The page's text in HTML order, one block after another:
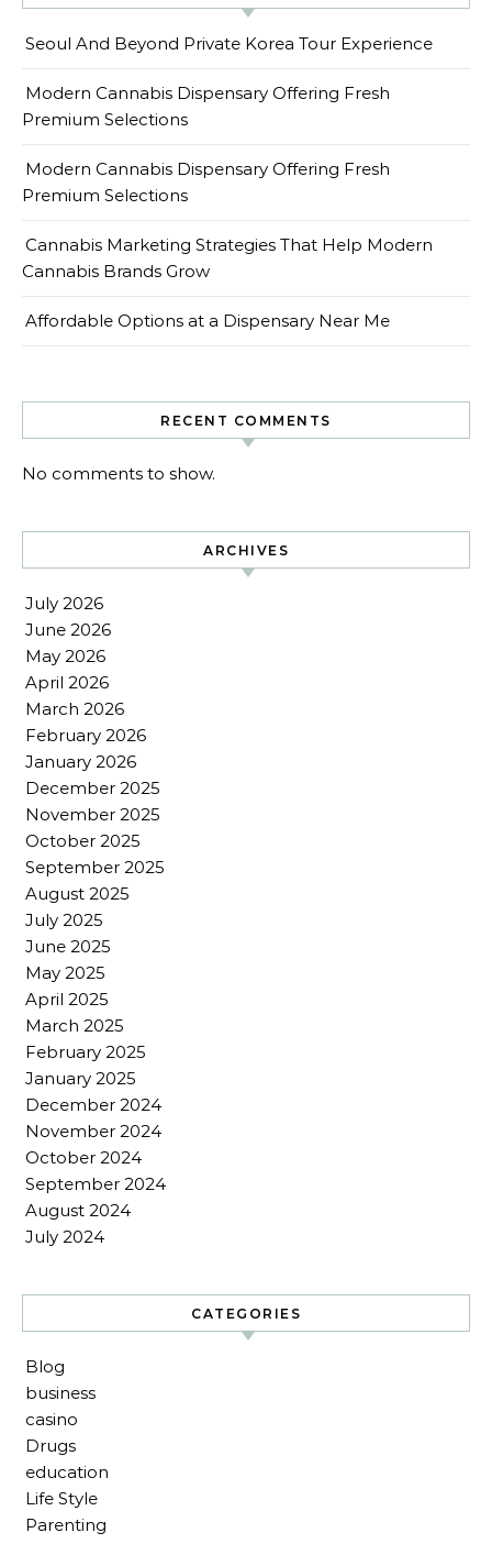
Seoul And Beyond Private Korea Tour Experience
Modern Cannabis Dispensary Offering Fresh
Premium Selections
Modern Cannabis Dispensary Offering Fresh
Premium Selections
Cannabis Marketing Strategies That Help Modern
Cannabis Brands Grow
Affordable Options at a Dispensary Near Me
RECENT COMMENTS
No comments to show.
ARCHIVES
July 2026
June 2026
May 2026
April 2026
March 2026
February 2026
January 2026
December 2025
November 2025
October 2025
September 2025
August 2025
July 2025
June 2025
May 2025
April 2025
March 2025
February 2025
January 2025
December 2024
November 2024
October 2024
September 2024
August 2024
July 2024
CATEGORIES
Blog
business
casino
Drugs
education
Life Style
Parenting